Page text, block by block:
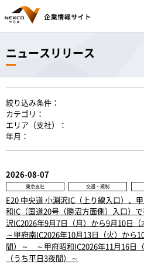
ニュースリリース
絞り込み条件：
カテゴリ：
エリア（支社）：
年月：
2026-08-07
東京支社 交通・規制
E20 中央道 小淵沢IC（上り線入口）、
和IC（国道20号（勝沼方面側）入口）
沢IC2026年9月7日（月）から9月10日
～甲府南IC2026年10月13日（火）から
間）～ ～甲府昭和IC2026年11月16日
（うち平日3夜間）～